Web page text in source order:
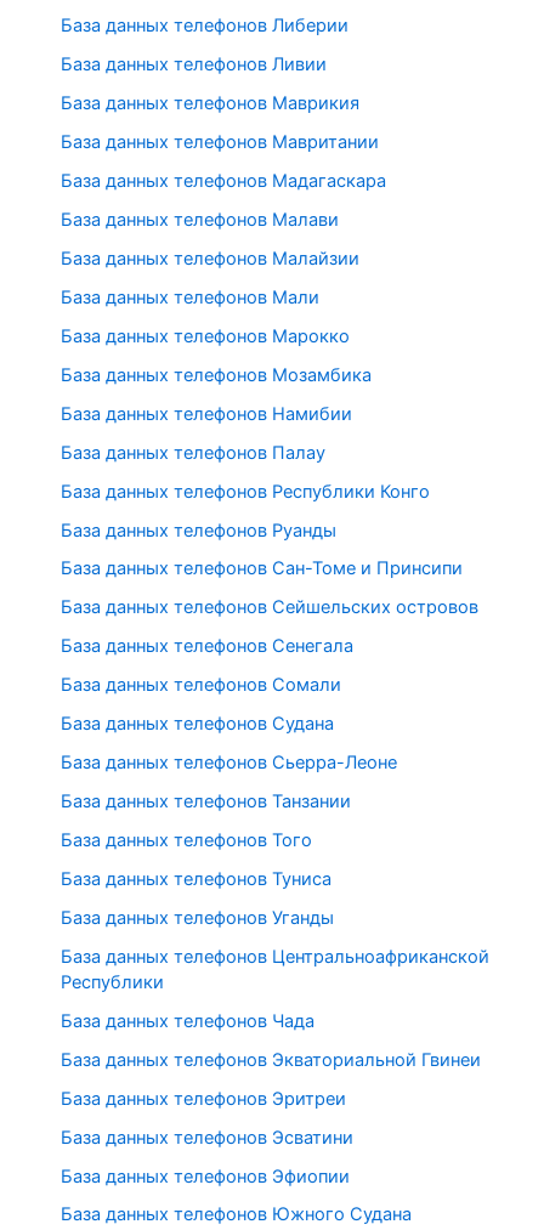
База данных телефонов Либерии
База данных телефонов Ливии
База данных телефонов Маврикия
База данных телефонов Мавритании
База данных телефонов Мадагаскара
База данных телефонов Малави
База данных телефонов Малайзии
База данных телефонов Мали
База данных телефонов Марокко
База данных телефонов Мозамбика
База данных телефонов Намибии
База данных телефонов Палау
База данных телефонов Республики Конго
База данных телефонов Руанды
База данных телефонов Сан-Томе и Принсипи
База данных телефонов Сейшельских островов
База данных телефонов Сенегала
База данных телефонов Сомали
База данных телефонов Судана
База данных телефонов Сьерра-Леоне
База данных телефонов Танзании
База данных телефонов Того
База данных телефонов Туниса
База данных телефонов Уганды
База данных телефонов Центральноафриканской
Республики
База данных телефонов Чада
База данных телефонов Экваториальной Гвинеи
База данных телефонов Эритреи
База данных телефонов Эсватини
База данных телефонов Эфиопии
База данных телефонов Южного Судана